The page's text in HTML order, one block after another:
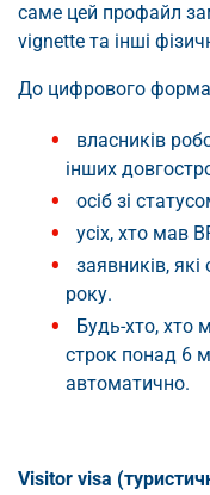
саме цей профайл
vignette та інші
До цифрового
власників
інших
осіб зі
усіх, хто мав
заявників,
року.
Будь-хто, хто
строк понад 6
автоматично.
Visitor visa